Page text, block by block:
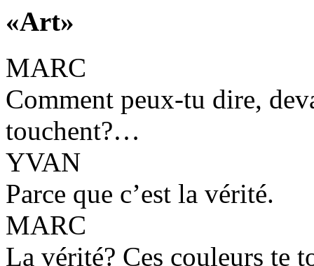
«Art»
MARC
Comment peux-tu dire,
touchent?…
YVAN
Parce que c’est la vérité.
MARC
La vérité? Ces couleurs te